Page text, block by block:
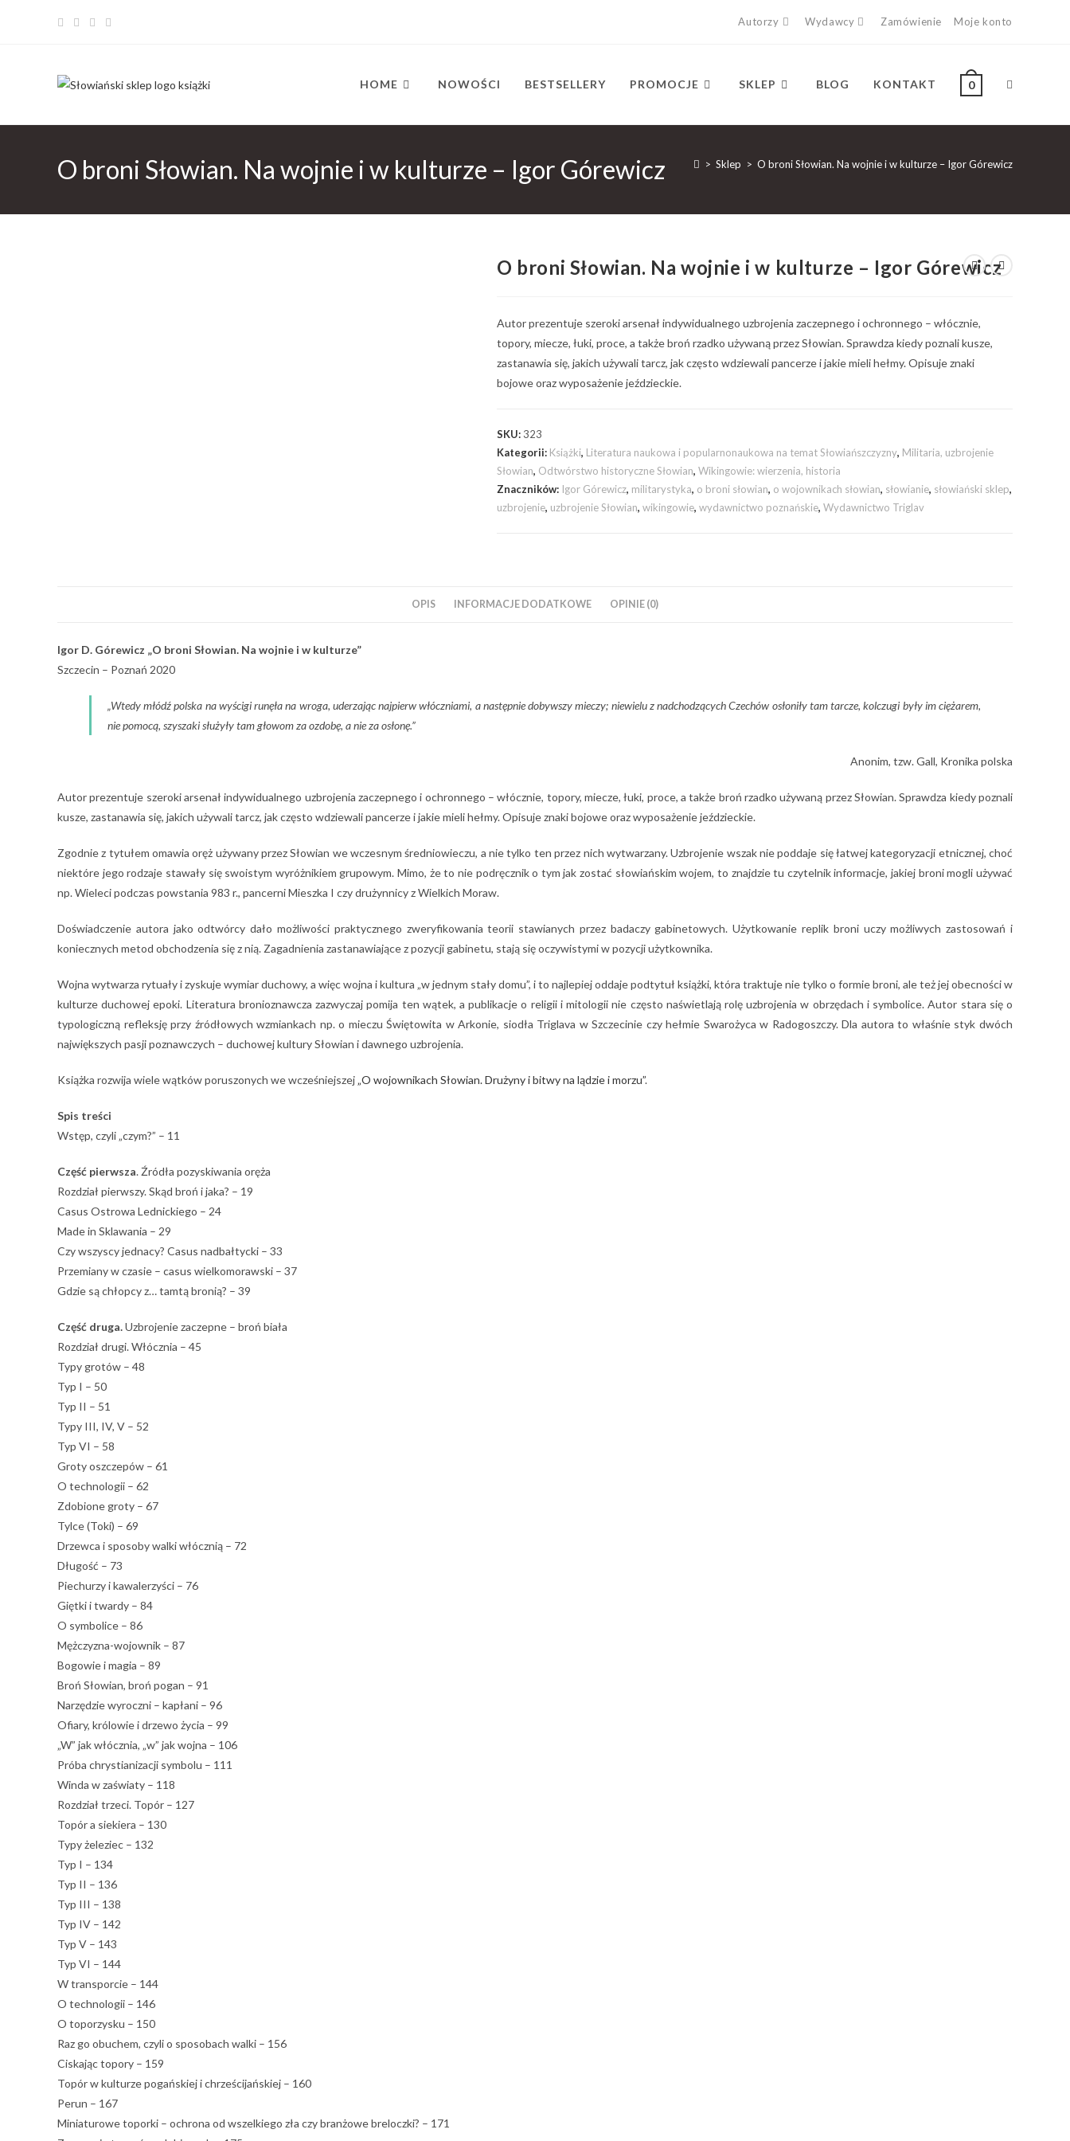
Autorzy Wydawcy Zamówienie Moje konto
HOME NOWOŚCI BESTSELLERY PROMOCJE SKLEP BLOG KONTAKT 0
O broni Słowian. Na wojnie i w kulturze – Igor Górewicz > Sklep > O broni Słowian. Na wojnie i w kulturze – Igor Górewicz
O broni Słowian. Na wojnie i w kulturze – Igor Górewicz
Autor prezentuje szeroki arsenał indywidualnego uzbrojenia zaczepnego i ochronnego – włócznie,
topory, miecze, łuki, proce, a także broń rzadko używaną przez Słowian. Sprawdza kiedy poznali kusze,
zastanawia się, jakich używali tarcz, jak często wdziewali pancerze i jakie mieli hełmy. Opisuje znaki
bojowe oraz wyposażenie jeździeckie.
SKU: 323
Kategorii: Książki, Literatura naukowa i popularnonaukowa na temat Słowiańszczyzny, Militaria, uzbrojenie
Słowian, Odtwórstwo historyczne Słowian, Wikingowie: wierzenia, historia
Znaczników: Igor Górewicz, militarystyka, o broni słowian, o wojownikach słowian, słowianie, słowiański sklep,
uzbrojenie, uzbrojenie Słowian, wikingowie, wydawnictwo poznańskie, Wydawnictwo Triglav
OPIS INFORMACJE DODATKOWE OPINIE (0)
Igor D. Górewicz „O broni Słowian. Na wojnie i w kulturze”
Szczecin – Poznań 2020
„Wtedy młódź polska na wyścigi runęła na wroga, uderzając najpierw włóczniami, a następnie dobywszy mieczy; niewielu z nadchodzących Czechów osłoniły tam tarcze, kolczugi były im ciężarem,
nie pomocą, szyszaki służyły tam głowom za ozdobę, a nie za osłonę.”
Anonim, tzw. Gall, Kronika polska
Autor prezentuje szeroki arsenał indywidualnego uzbrojenia zaczepnego i ochronnego – włócznie, topory, miecze, łuki, proce, a także broń rzadko używaną przez Słowian. Sprawdza kiedy poznali
kusze, zastanawia się, jakich używali tarcz, jak często wdziewali pancerze i jakie mieli hełmy. Opisuje znaki bojowe oraz wyposażenie jeździeckie.
Zgodnie z tytułem omawia oręż używany przez Słowian we wczesnym średniowieczu, a nie tylko ten przez nich wytwarzany. Uzbrojenie wszak nie poddaje się łatwej kategoryzacji etnicznej, choć
niektóre jego rodzaje stawały się swoistym wyróżnikiem grupowym. Mimo, że to nie podręcznik o tym jak zostać słowiańskim wojem, to znajdzie tu czytelnik informacje, jakiej broni mogli używać
np. Wieleci podczas powstania 983 r., pancerni Mieszka I czy drużynnicy z Wielkich Moraw.
Doświadczenie autora jako odtwórcy dało możliwości praktycznego zweryfikowania teorii stawianych przez badaczy gabinetowych. Użytkowanie replik broni uczy możliwych zastosowań i
koniecznych metod obchodzenia się z nią. Zagadnienia zastanawiające z pozycji gabinetu, stają się oczywistymi w pozycji użytkownika.
Wojna wytwarza rytuały i zyskuje wymiar duchowy, a więc wojna i kultura „w jednym stały domu”, i to najlepiej oddaje podtytuł książki, która traktuje nie tylko o formie broni, ale też jej obecności w
kulturze duchowej epoki. Literatura bronioznawcza zazwyczaj pomija ten wątek, a publikacje o religii i mitologii nie często naświetlają rolę uzbrojenia w obrzędach i symbolice. Autor stara się o
typologiczną refleksję przy źródłowych wzmiankach np. o mieczu Świętowita w Arkonie, siodła Triglava w Szczecinie czy hełmie Swarożyca w Radogoszczy. Dla autora to właśnie styk dwóch
największych pasji poznawczych – duchowej kultury Słowian i dawnego uzbrojenia.
Książka rozwija wiele wątków poruszonych we wcześniejszej „O wojownikach Słowian. Drużyny i bitwy na lądzie i morzu”.
Spis treści
Wstęp, czyli „czym?” – 11
Część pierwsza. Źródła pozyskiwania oręża
Rozdział pierwszy. Skąd broń i jaka? – 19
Casus Ostrowa Lednickiego – 24
Made in Sklawania – 29
Czy wszyscy jednacy? Casus nadbałtycki – 33
Przemiany w czasie – casus wielkomorawski – 37
Gdzie są chłopcy z… tamtą bronią? – 39
Część druga.Uzbrojenie zaczepne – broń biała
Rozdział drugi. Włócznia – 45
Typy grotów – 48
Typ I – 50
Typ II – 51
Typy III, IV, V – 52
Typ VI – 58
Groty oszczepów – 61
O technologii – 62
Zdobione groty – 67
Tylce (Toki) – 69
Drzewca i sposoby walki włócznią – 72
Długość – 73
Piechurzy i kawalerzyści – 76
Giętki i twardy – 84
O symbolice – 86
Mężczyzna-wojownik – 87
Bogowie i magia – 89
Broń Słowian, broń pogan – 91
Narzędzie wyroczni – kapłani – 96
Ofiary, królowie i drzewo życia – 99
„W” jak włócznia, „w” jak wojna – 106
Próba chrystianizacji symbolu – 111
Winda w zaświaty – 118
Rozdział trzeci. Topór – 127
Topór a siekiera – 130
Typy żeleziec – 132
Typ I – 134
Typ II – 136
Typ III – 138
Typ IV – 142
Typ V – 143
Typ VI – 144
W transporcie – 144
O technologii – 146
O toporzysku – 150
Raz go obuchem, czyli o sposobach walki – 156
Ciskając topory – 159
Topór w kulturze pogańskiej i chrześcijańskiej – 160
Perun – 167
Miniaturowe toporki – ochrona od wszelkiego zła czy branżowe breloczki? – 171